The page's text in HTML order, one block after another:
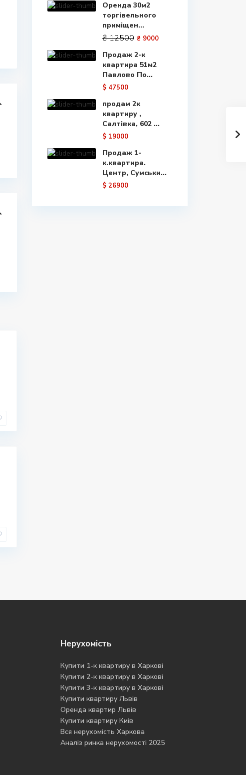
Оренда 30м2
торгівельного
приміщен...
₴ 12500 ₴ 9000
Продаж 2-к
квартира 51м2
Павлово По...
$ 47500
продам 2к
квартиру ,
Салтівка, 602 ...
$ 19000
Продаж 1-
к.квартира.
Центр, Сумськи...
$ 26900
Нерухомість
Купити 1-к квартиру в Харкові
Купити 2-к квартиру в Харкові
Купити 3-к квартиру в Харкові
Купити квартиру Львів
Оренда квартир Львів
Купити квартиру Киів
Вся нерухомість Харкова
Аналіз ринка нерухомості 2025